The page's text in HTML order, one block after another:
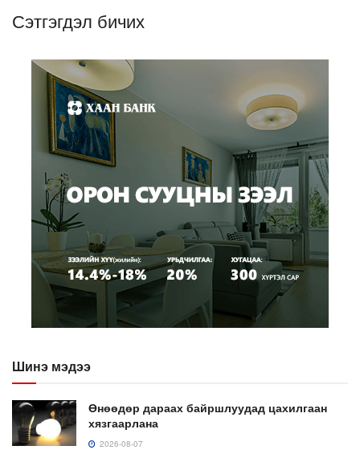
Сэтгэгдэл бичих
Шинэ мэдээ
Өнөөдөр дараах байршлуудад цахилгаан
хязгаарлана
2026-08-07